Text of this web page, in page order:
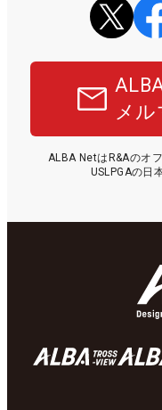
メ
ALBA NetはR&Aのオ
USLPGAの日